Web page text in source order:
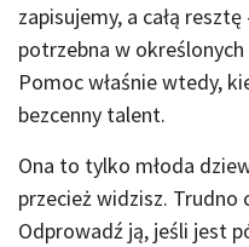
zapisujemy, a całą
potrzebna w
Pomoc właśnie wtedy,
bezcenny talent.
Ona to tylko młoda
przecież widzisz. Trudno
Odprowadź ją, jeśli jest